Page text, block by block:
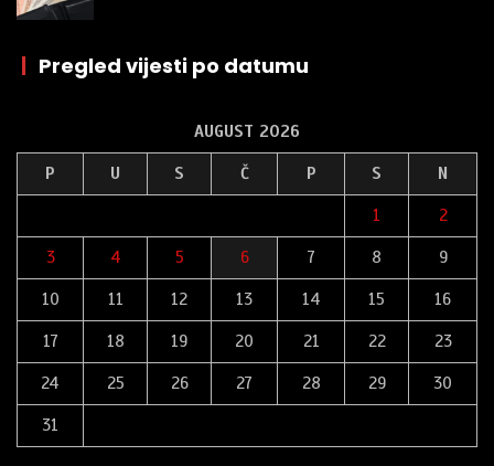
| Pregled vijesti po datumu
AUGUST 2026
P U S Č P S N
1 2
3 4 5 6 7 8 9
10 11 12 13 14 15 16
17 18 19 20 21 22 23
24 25 26 27 28 29 30
31